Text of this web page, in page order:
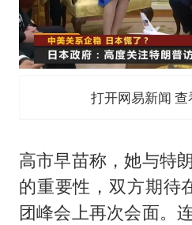
打开网易新闻
高市早苗称，她与特
的重要性，双方期待
团峰会上再次会面。